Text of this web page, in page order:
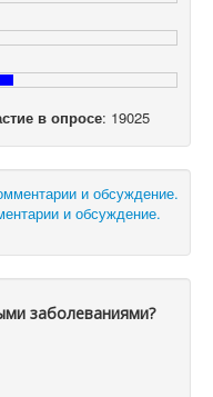
в опросе: 19025
и обсуждение.
заболеваниями?